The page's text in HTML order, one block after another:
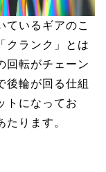
ているギアのこ
クランク」とは
回転がチェーン
後輪が回る仕組
トになってお
ります。